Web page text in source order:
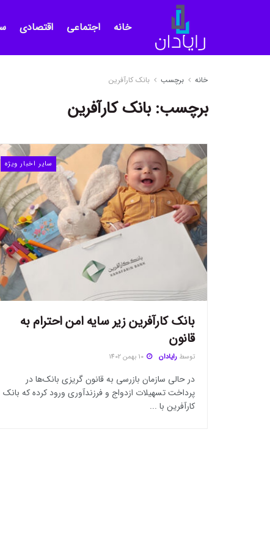
خانه اجتماعی اقتصادی
خانه برچسب بانک کارآفرین
برچسب:بانک کارآفرین
سایر اخبار ویژه
بانک کارآفرین زیر سایه امن احترام به
قانون
توسط رایادان
در حالی سازمان بازرسی به قانون گریزی بانک‌ها در
پرداخت تسهیلات ازدواج و فرزندآوری ورود کرده که بانک
کارآفرین با ...